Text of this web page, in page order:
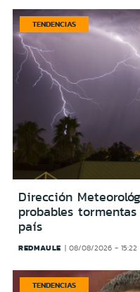
TENDENCIAS
Dirección
probables
país
REDMAULE 08/08/2026 - 15:22
TENDENCIAS